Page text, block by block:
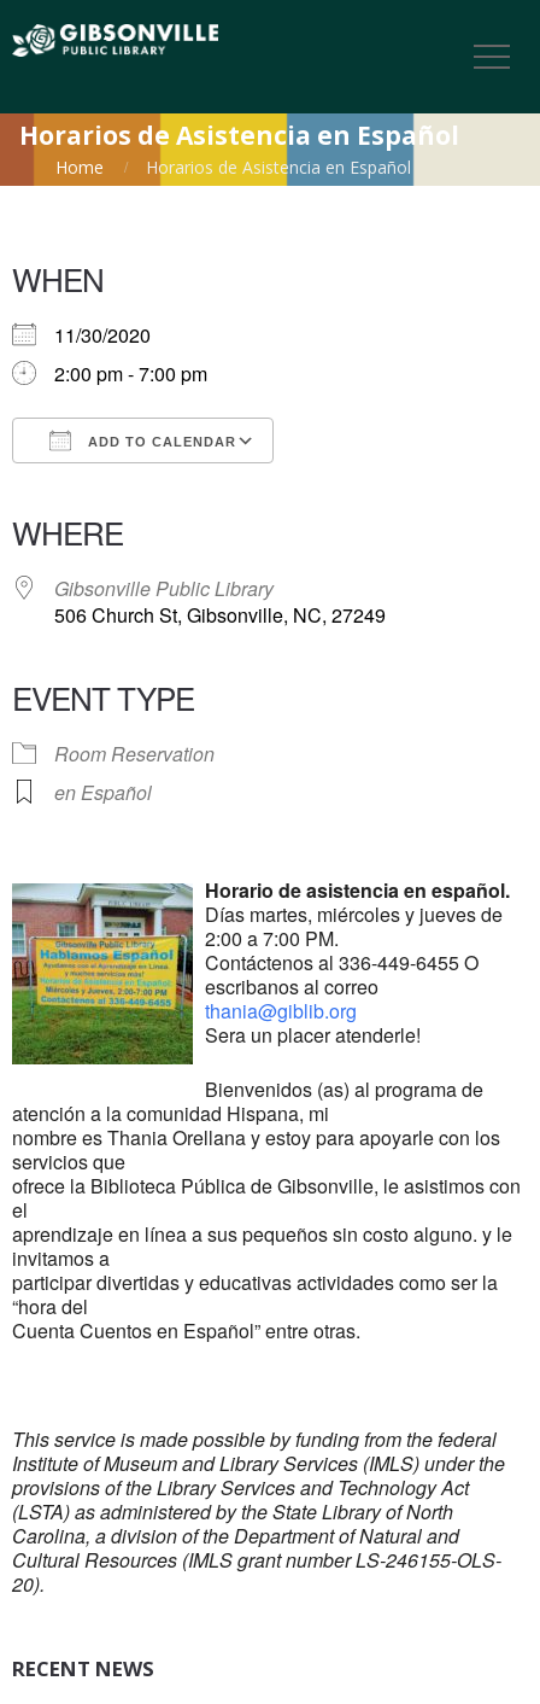
Horarios de Asistencia en Español
Home Horarios de Asistencia en Español
WHEN
11/30/2020
2:00 pm - 7:00 pm
ADD TO CALENDAR
WHERE
Gibsonville Public Library
506 Church St, Gibsonville, NC, 27249
EVENT TYPE
Room Reservation
en Español
Horario de asistencia en español.
Días martes, miércoles y jueves de
2:00 a 7:00 PM.
Contáctenos al 336-449-6455 O
escribanos al correo
thania@giblib.org
Sera un placer atenderle!
Bienvenidos (as) al programa de
atención a la comunidad Hispana, mi
nombre es Thania Orellana y estoy para apoyarle con los
servicios que
ofrece la Biblioteca Pública de Gibsonville, le asistimos con
el
aprendizaje en línea a sus pequeños sin costo alguno. y le
invitamos a
participar divertidas y educativas actividades como ser la
“hora del
Cuenta Cuentos en Español” entre otras.
This service is made possible by funding from the federal
Institute of Museum and Library Services (IMLS) under the
provisions of the Library Services and Technology Act
(LSTA) as administered by the State Library of North
Carolina, a division of the Department of Natural and
Cultural Resources (IMLS grant number LS-246155-OLS-
20).
RECENT NEWS